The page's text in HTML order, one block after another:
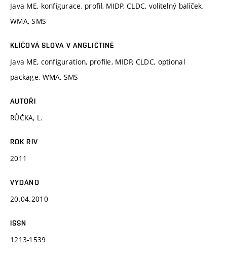
Java ME, konfigurace, profil, MIDP, CLDC, volitelný balíček,
WMA, SMS
KLÍČOVÁ SLOVA V ANGLIČTINĚ
Java ME, configuration, profile, MIDP, CLDC, optional
package, WMA, SMS
AUTOŘI
RŮČKA, L.
ROK RIV
2011
VYDÁNO
20.04.2010
ISSN
1213-1539